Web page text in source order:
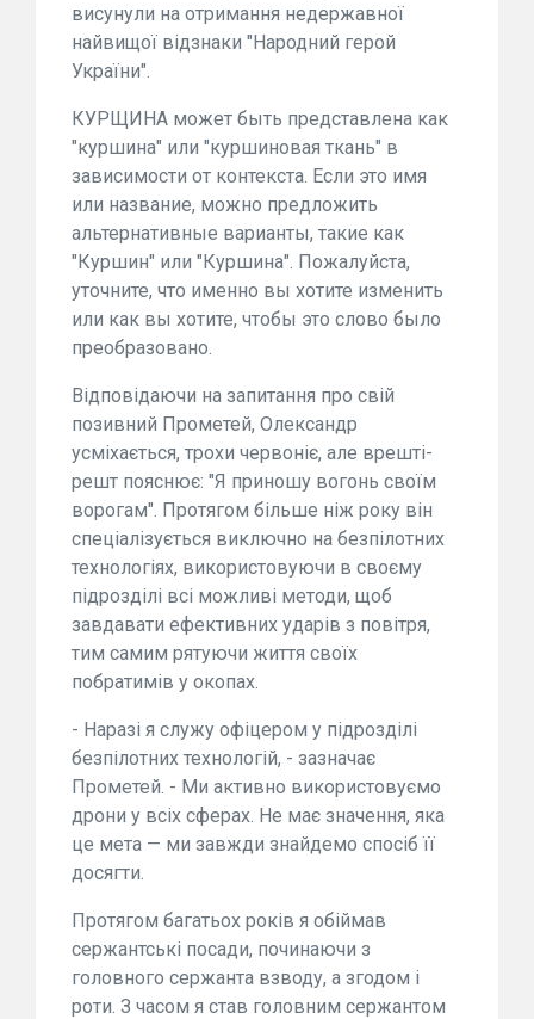
висунули на отримання недержавної
найвищої відзнаки "Народний герой
України".
КУРЩИНА может быть представлена как
"куршина" или "куршиновая ткань" в
зависимости от контекста. Если это имя
или название, можно предложить
альтернативные варианты, такие как
"Куршин" или "Куршина". Пожалуйста,
уточните, что именно вы хотите изменить
или как вы хотите, чтобы это слово было
преобразовано.
Відповідаючи на запитання про свій
позивний Прометей, Олександр
усміхається, трохи червоніє, але врешті-
решт пояснює: "Я приношу вогонь своїм
ворогам". Протягом більше ніж року він
спеціалізується виключно на безпілотних
технологіях, використовуючи в своєму
підрозділі всі можливі методи, щоб
завдавати ефективних ударів з повітря,
тим самим рятуючи життя своїх
побратимів у окопах.
- Наразі я служу офіцером у підрозділі
безпілотних технологій, - зазначає
Прометей. - Ми активно використовуємо
дрони у всіх сферах. Не має значення, яка
це мета — ми завжди знайдемо спосіб її
досягти.
Протягом багатьох років я обіймав
сержантські посади, починаючи з
головного сержанта взводу, а згодом і
роти. З часом я став головним сержантом